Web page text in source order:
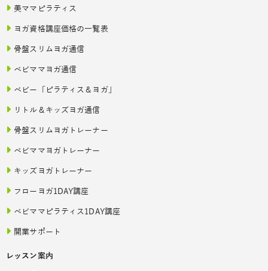
美ママピラティス
ヨガ資格講座価格の一覧表
骨盤スリムヨガ通信
ベビママヨガ通信
ベビー「ピラティス＆ヨガ」
リトル＆キッズヨガ通信
骨盤スリムヨガトレーナー
ベビママヨガトレーナー
キッズヨガトレーナー
フローヨガ1DAY講座
ベビママピラティス1DAY講座
開業サポート
レッスン案内